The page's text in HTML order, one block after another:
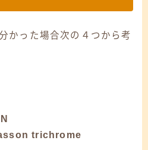
かった場合次の４つから考
trichrome